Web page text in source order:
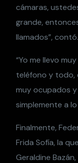
cámaras,
grande,
llamados”, contó.
“Yo me llevo
teléfono y todo,
muy ocupados
simplemente a
Finalmente,
Frida Sofía, la
Geraldine